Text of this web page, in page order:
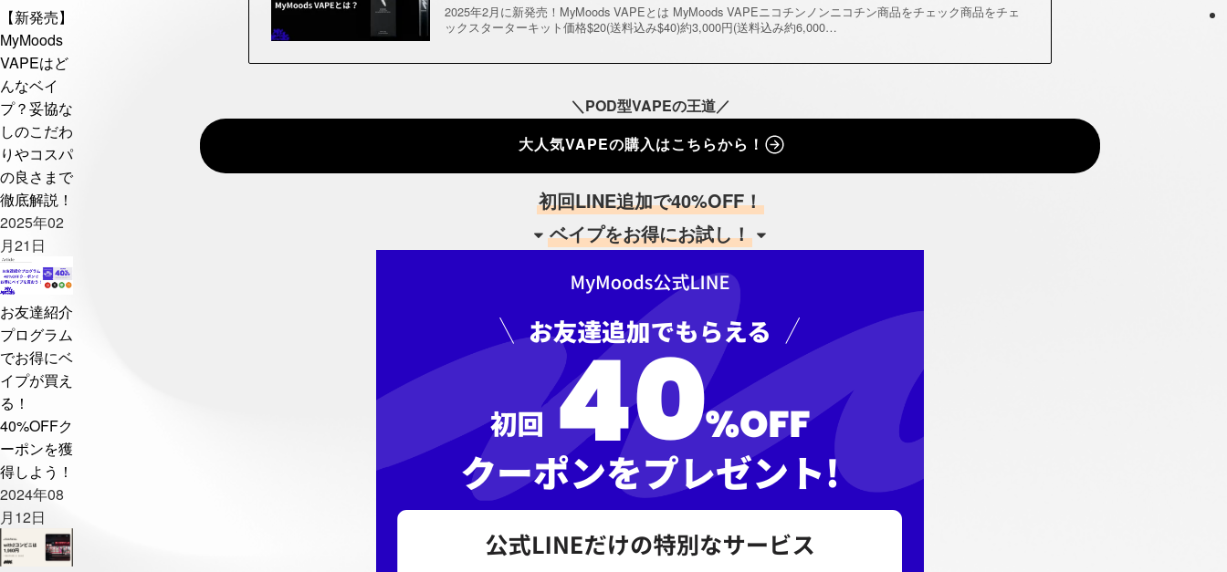
【新発売】
MyMoods
VAPEはど
んなベイ
プ？妥協な
しのこだわ
りやコスパ
の良さまで
徹底解説！
2025年02
月21日
お友達紹介
プログラム
でお得にベ
イプが買え
る！
40%OFFク
ーポンを獲
得しよう！
2024年08
月12日
2025年2月に新発売！MyMoods VAPEとは MyMoods VAPEニコチンノンニコチン商品をチェック商品をチェ
ックスターターキット価格$20(送料込み$40)約3,000円(送料込み約6,000…
＼POD型VAPEの王道／
大人気VAPEの購入はこちらから！
初回LINE追加で40%OFF！
ベイプをお得にお試し！